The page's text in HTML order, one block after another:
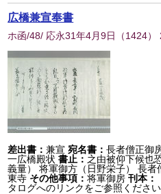
広橋兼宣奉書
ホ函/48/ 応永31年4月9日 （1424）
差出書：兼宣 宛名書：長者僧正御
一広橋殿状 書止： 之由被仰下候也
義量） 将軍御方（日野栄子） 長者
東寺 その他事項：将軍御房 刊本：
タログへのリンクをご参照ください